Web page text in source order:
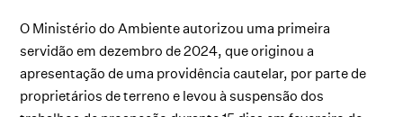
O Ministério do Ambiente autorizou uma primeira
servidão em dezembro de 2024, que originou a
apresentação de uma providência cautelar, por parte de
proprietários de terreno e levou à suspensão dos